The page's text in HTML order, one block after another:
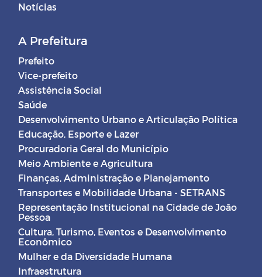
Notícias
A Prefeitura
Prefeito
Vice-prefeito
Assistência Social
Saúde
Desenvolvimento Urbano e Articulação Política
Educação, Esporte e Lazer
Procuradoria Geral do Município
Meio Ambiente e Agricultura
Finanças, Administração e Planejamento
Transportes e Mobilidade Urbana - SETRANS
Representação Institucional na Cidade de João
Pessoa
Cultura, Turismo, Eventos e Desenvolvimento
Econômico
Mulher e da Diversidade Humana
Infraestrutura